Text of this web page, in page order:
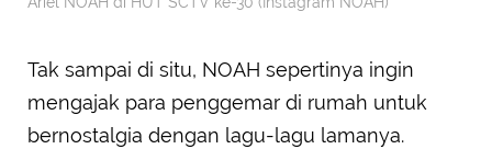
Tak sampai di situ, NOAH sepertinya ingin
mengajak para penggemar di rumah untuk
bernostalgia dengan lagu-lagu lamanya.